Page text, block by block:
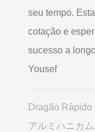
seu tempo.
cotação e
sucesso a
Yousef
Dragão Rápido
アルミハニカ